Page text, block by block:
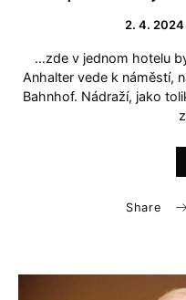
2. 4. 2024
…zde v jednom hotelu
Anhalter vede k náměstí,
Bahnhof. Nádraží, jako
Share